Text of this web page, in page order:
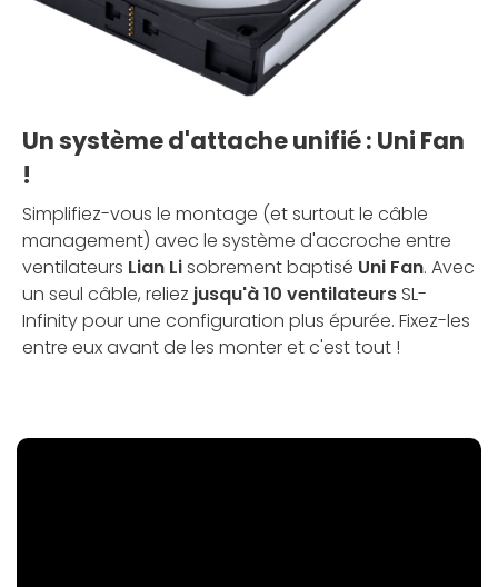
Un système d'attache unifié : Uni Fan
!
Simplifiez-vous le montage (et surtout le câble
management) avec le système d'accroche entre
ventilateurs Lian Lisobrement baptisé Uni Fan. Avec
un seul câble, reliez jusqu'à 10 ventilateurs SL-
Infinity pour une configuration plus épurée. Fixez-les
entre eux avant de les monter et c'est tout !